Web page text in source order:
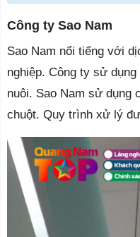
Công ty Sao Nam
Sao Nam nổi tiếng với
nghiệp. Công ty sử
nuôi. Sao Nam sử dụng
chuột. Quy trình xử lý